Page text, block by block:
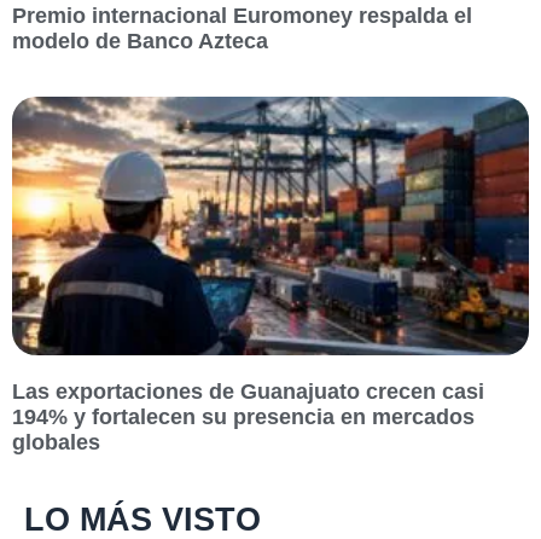
Premio internacional Euromoney respalda el
modelo de Banco Azteca
Las exportaciones de Guanajuato crecen casi
194% y fortalecen su presencia en mercados
globales
LO MÁS VISTO